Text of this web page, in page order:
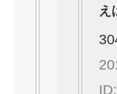
え